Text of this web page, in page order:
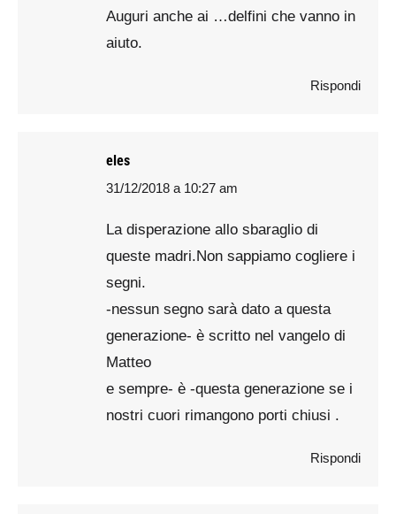
Auguri anche ai …delfini che vanno in
aiuto.
Rispondi
eles
says:
31/12/2018 a 10:27 am
La disperazione allo sbaraglio di
queste madri.Non sappiamo cogliere i
segni.
-nessun segno sarà dato a questa
generazione- è scritto nel vangelo di
Matteo
e sempre- è -questa generazione se i
nostri cuori rimangono porti chiusi .
Rispondi